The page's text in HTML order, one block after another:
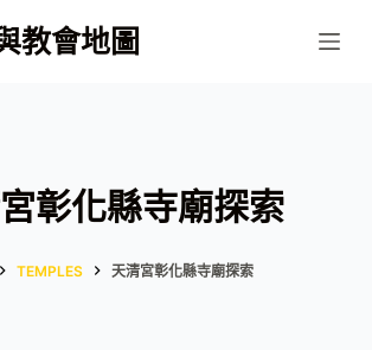
教會地圖
彰化縣寺廟探索
TEMPLES 天清宮彰化縣寺廟探索